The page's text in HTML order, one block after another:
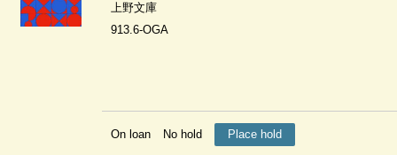
上野文庫
913.6-OGA
On loan No hold Place hold